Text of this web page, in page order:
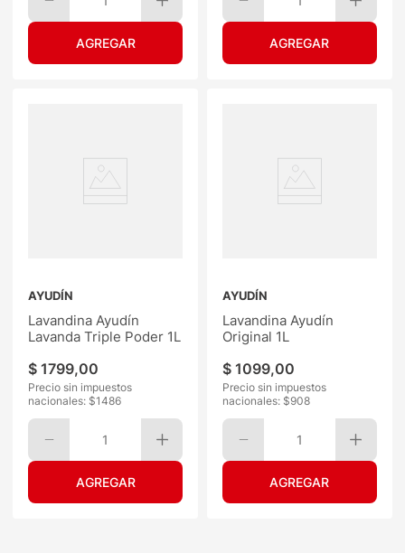
AYUDÍN
Lavandina Ayudín
Lavanda Triple Poder 1L
$ 1799,00
Precio sin impuestos
nacionales: $1486
1
AYUDÍN
Lavandina Ayudín
Original 1L
$ 1099,00
Precio sin impuestos
nacionales: $908
1